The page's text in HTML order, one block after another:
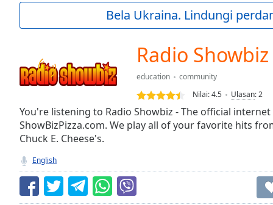
Current
0.00%
TypeLIVE
Seek to
live,
currently
LIVE
Remaining
Bela Ukraina. Lindungi
Radio Showbiz
education
community
Nilai:4.5 Ulasan:2
You're listening to Radio Showbiz - The official
ShowBizPizza.com. We play all of your favorite hits
Chuck E. Cheese's.
English